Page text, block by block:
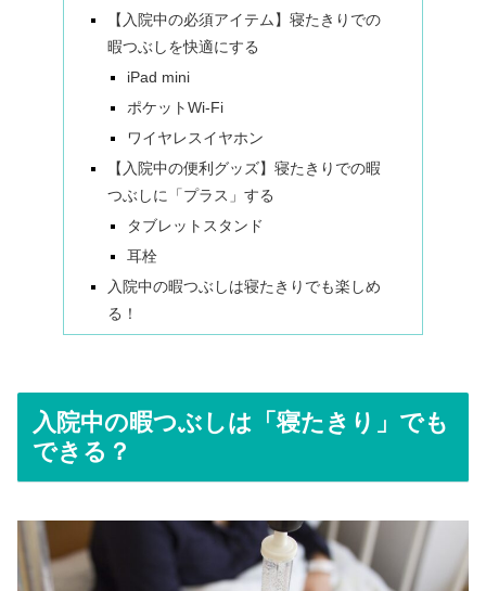
【入院中の必須アイテム】寝たきりでの
暇つぶしを快適にする
iPad mini
ポケットWi-Fi
ワイヤレスイヤホン
【入院中の便利グッズ】寝たきりでの暇
つぶしに「プラス」する
タブレットスタンド
耳栓
入院中の暇つぶしは寝たきりでも楽しめ
る！
入院中の暇つぶしは「寝たきり」でも
できる？